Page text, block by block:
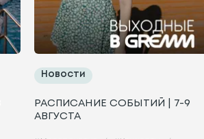
Новости
РАСПИСАНИЕ СОБЫТИЙ | 7-9
АВГУСТА